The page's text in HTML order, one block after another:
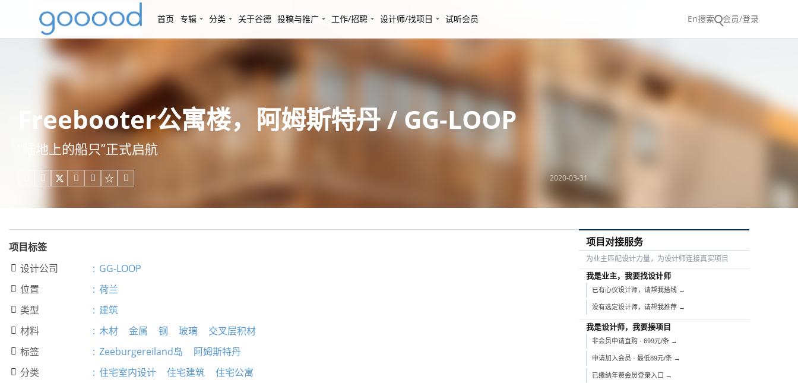
首页 专辑 分类 关于谷德 投稿与推广 工作/招聘 设计师/找项目 试听会员 En搜索 会员/登录
Freebooter公寓楼，阿姆斯特丹 / GG-LOOP
“陆地上的船只”正式启航
    2020-03-31
项目标签
 设计公司 : GG-LOOP
 位置 : 荷兰
 类型 : 建筑
 材料 : 木材 金属 钢 玻璃 交叉层积材
 标签 : Zeeburgereiland岛 阿姆斯特丹
 分类 : 住宅室内设计 住宅建筑 住宅公寓
项目对接服务
为业主匹配设计力量，为设计师连接真实项目
我是业主，我要找设计师
已有心仪设计师，请帮我搭线 →
没有选定设计师，请帮我推荐 →
我是设计师，我要接项目
非会员申请直购 · 699元/条 →
申请加入会员 · 最低89元/条 →
已缴纳年费会员登录入口 →